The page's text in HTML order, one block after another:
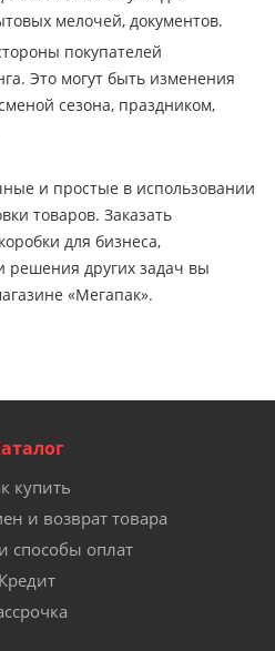
мелочей, документов.
покупателей
Это могут быть изменения
сезона, праздником,
и простые в использовании
товаров. Заказать
для бизнеса,
решения других задач вы
«Мегапак».
купить
и возврат товара
способы оплат
Кредит